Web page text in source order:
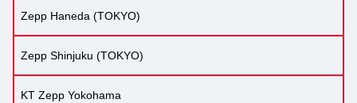
Zepp Haneda (TOKYO)
Zepp Shinjuku (TOKYO)
KT Zepp Yokohama